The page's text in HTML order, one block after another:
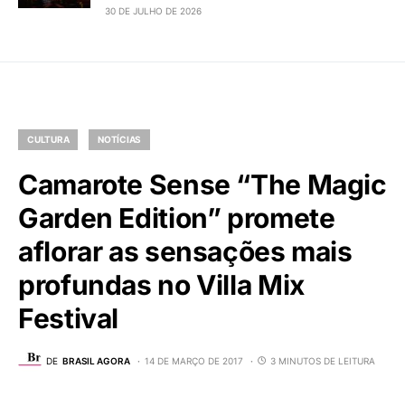
30 DE JULHO DE 2026
CULTURA NOTÍCIAS
Camarote Sense “The Magic
Garden Edition” promete
aflorar as sensações mais
profundas no Villa Mix
Festival
DE BRASIL AGORA 14 DE MARÇO DE 2017 3 MINUTOS DE LEITURA